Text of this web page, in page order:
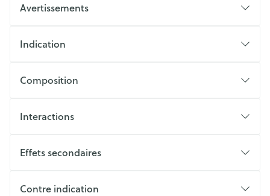
Avertissements
Indication
Composition
Interactions
Effets secondaires
Contre indication